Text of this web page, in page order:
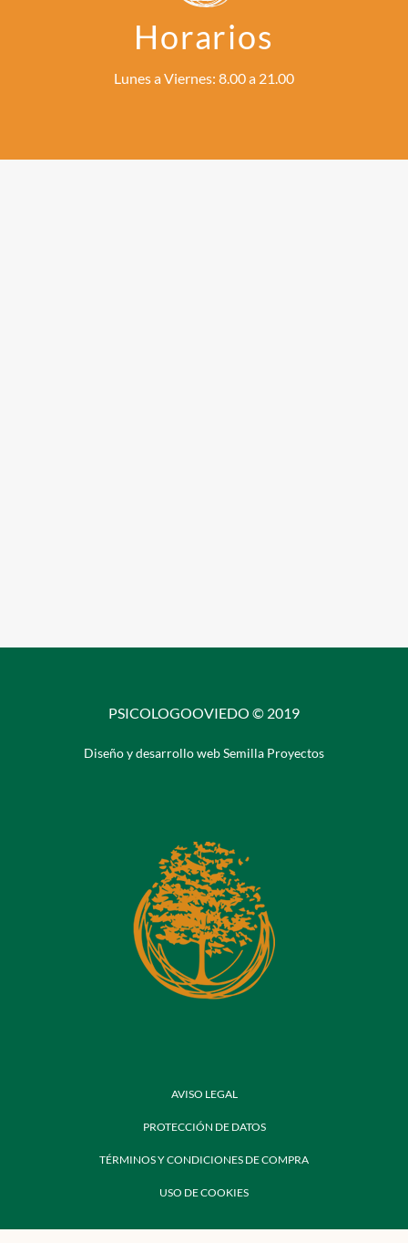
Horarios
Lunes a Viernes: 8.00 a 21.00
PSICOLOGOOVIEDO © 2019
Diseño y desarrollo web Semilla Proyectos
AVISO LEGAL
PROTECCIÓN DE DATOS
TÉRMINOS Y CONDICIONES DE COMPRA
USO DE COOKIES